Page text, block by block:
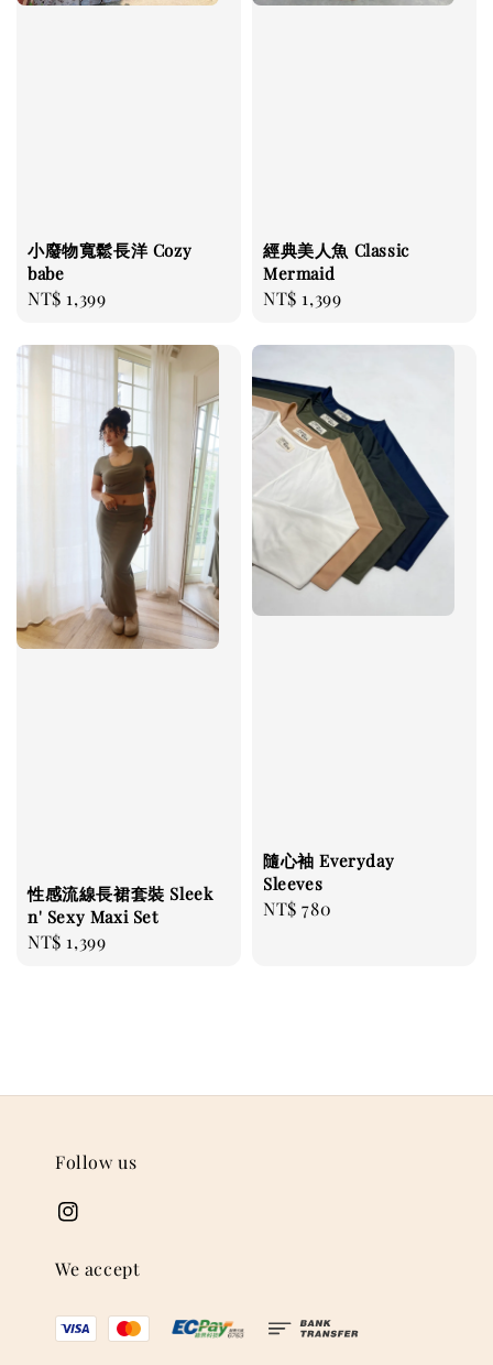
小廢物寬鬆長洋 Cozy
babe
Regular
NT$ 1,399
經典美人魚 Classic
Mermaid
Regular
NT$ 1,399
性感流線長裙套裝 Sleek
n' Sexy Maxi Set
Regular
NT$ 1,399
隨心袖 Everyday
Sleeves
Regular
NT$ 780
Follow us
We accept